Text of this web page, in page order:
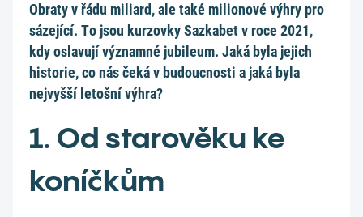
Obraty v řádu miliard, ale také milionové výhry pro
sázející. To jsou kurzovky Sazkabet v roce 2021,
kdy oslavují významné jubileum. Jaká byla jejich
historie, co nás čeká v budoucnosti a jaká byla
nejvyšší letošní výhra?
1. Od starověku ke
koníčkům